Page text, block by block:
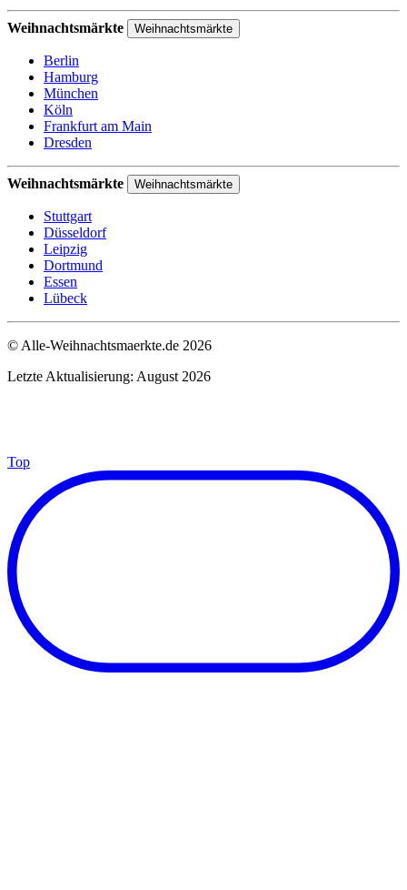
Weihnachtsmärkte Weihnachtsmärkte
Berlin
Hamburg
München
Köln
Frankfurt am Main
Dresden
Weihnachtsmärkte Weihnachtsmärkte
Stuttgart
Düsseldorf
Leipzig
Dortmund
Essen
Lübeck
© Alle-Weihnachtsmaerkte.de 2026
Letzte Aktualisierung: August 2026
Top